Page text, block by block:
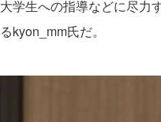
大学生への指導などに尽力
るkyon_mm氏だ。